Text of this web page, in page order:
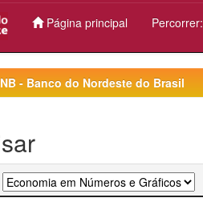
Página principal Percorrer:
- Banco do Nordeste do Brasil